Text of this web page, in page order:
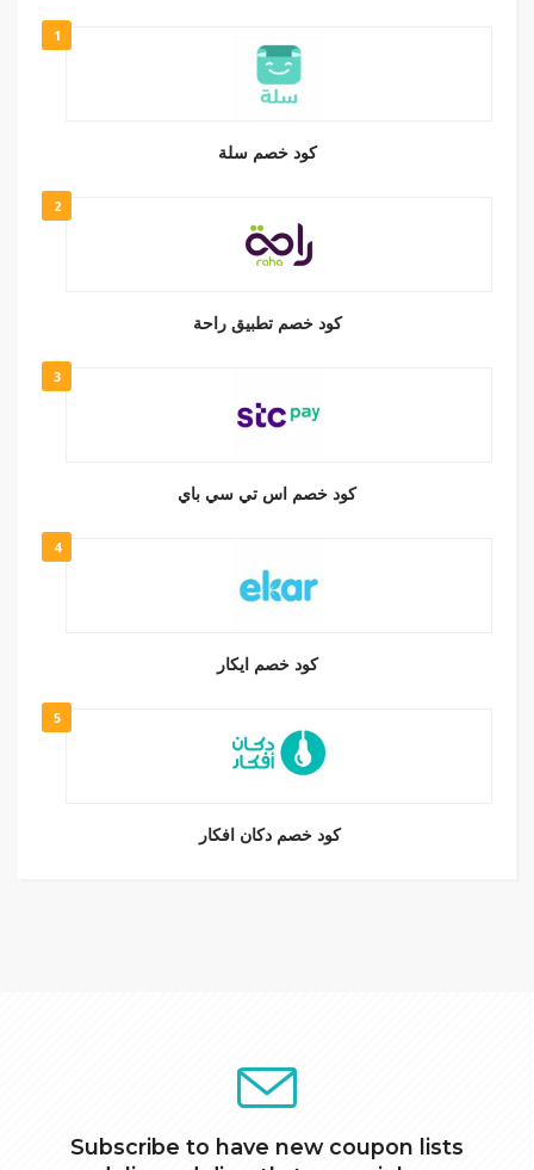
1
كود خصم سلة
2
كود خصم تطبيق راحة
3
كود خصم اس تي سي باي
4
كود خصم ايكار
5
كود خصم دكان افكار
Subscribe to have new coupon lists